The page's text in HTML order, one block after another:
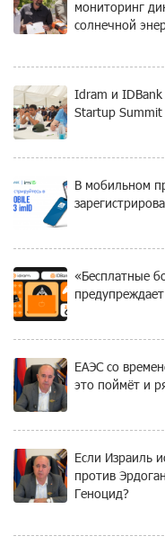
мониторинг
солнечной
Idram и IDBank
Startup Summit
В мобильном
«Бесплатные
ЕАЭС со
это поймёт и
Если Израиль
против
Геноцид?